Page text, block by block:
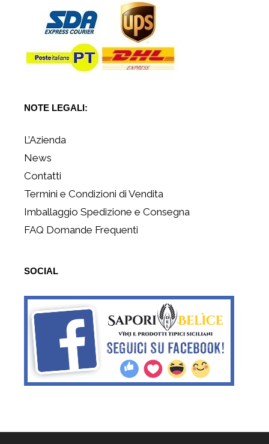
NOTE LEGALI:
L’Azienda
News
Contatti
Termini e Condizioni di Vendita
Imballaggio Spedizione e Consegna
FAQ Domande Frequenti
SOCIAL